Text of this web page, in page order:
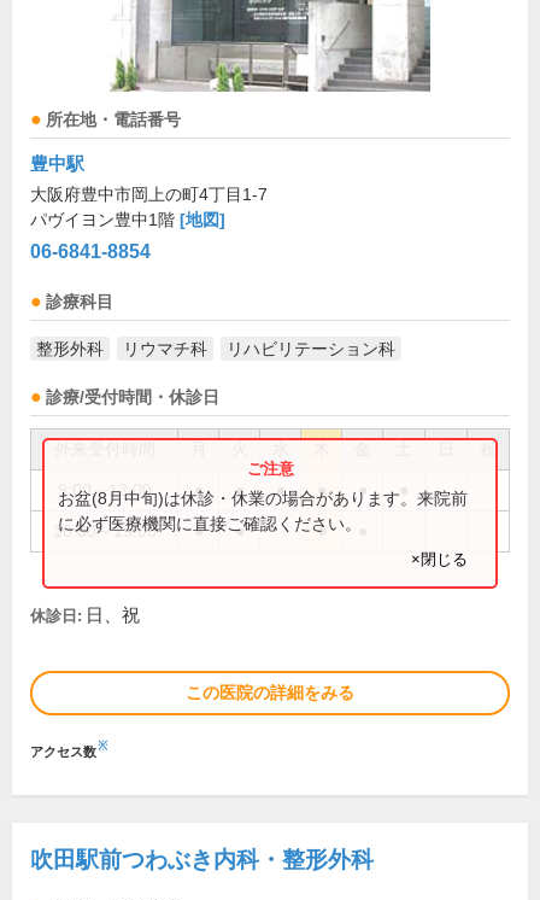
所在地・電話番号
豊中駅
大阪府豊中市岡上の町4丁目1-7
パヴイヨン豊中1階 [地図]
06-6841-8854
診療科目
整形外科 リウマチ科 リハビリテーション科
診療/受付時間・休診日
祝
9:00～12:00 ● ● ● ● ●
16:00～19:00 ● ● ●
お盆(8月中旬)は休診・休業の場合があります。来院前
に必ず医療機関に直接ご確認ください。
×閉じる
休診日: 日、祝
この医院の詳細をみる
アクセス数※
吹田駅前つわぶき内科・整形外科